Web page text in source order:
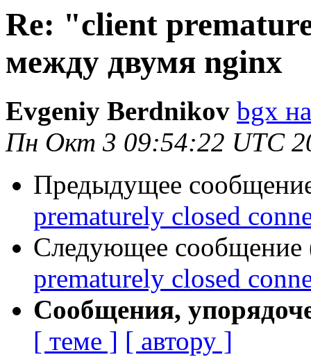
Re: "client
между двумя nginx
Evgeniy Berdnikov bgx
Пн Окт 3 09:54:22 UTC
Предыдущее
prematurely closed
Следующее сообщение
prematurely closed
Сообщения,
[ теме ] [ автору ]